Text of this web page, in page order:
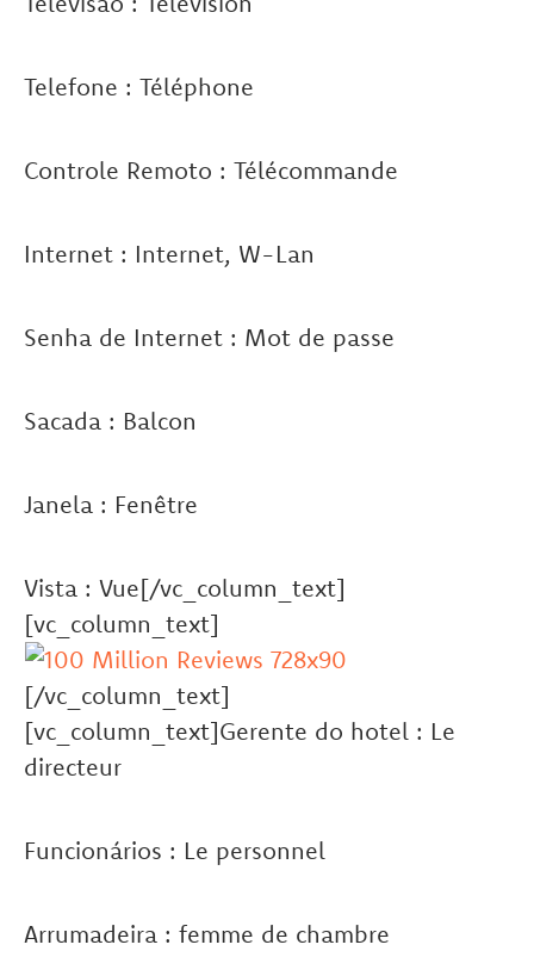
Telefone : Téléphone
Controle Remoto : Télécommande
Internet : Internet, W-Lan
Senha de Internet : Mot de passe
Sacada : Balcon
Janela : Fenêtre
Vista : Vue[/vc_column_text]
[vc_column_text]
[/vc_column_text]
[vc_column_text]Gerente do hotel : Le
directeur
Funcionários : Le personnel
Arrumadeira : femme de chambre